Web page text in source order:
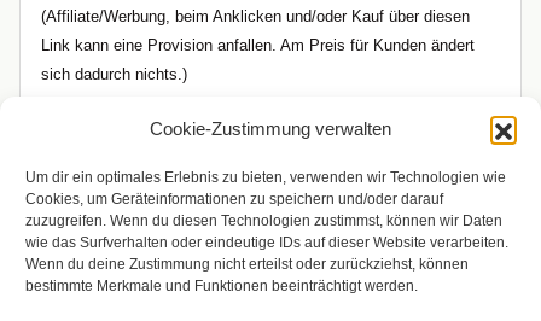
Cookie-Zustimmung verwalten
Um dir ein optimales Erlebnis zu bieten, verwenden wir Technologien wie
Cookies, um Geräteinformationen zu speichern und/oder darauf
zuzugreifen. Wenn du diesen Technologien zustimmst, können wir Daten
wie das Surfverhalten oder eindeutige IDs auf dieser Website verarbeiten.
Wenn du deine Zustimmung nicht erteilst oder zurückziehst, können
bestimmte Merkmale und Funktionen beeinträchtigt werden.
(Affiliate/Werbung, beim Anklicken und/oder Kauf über diesen
Link kann eine Provision anfallen. Am Preis für Kunden ändert
sich dadurch nichts.)